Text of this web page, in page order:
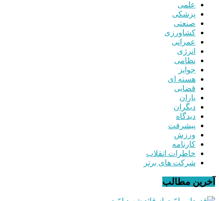
علمی
پزشکی
صنعتی
کشاورزی
عمرانی
انرژی
نظامی
جوایز
هسته ای
قضایی
یاران
دیگران
دیدگاه
پیشرفت
ورزش
کارنامه
خاطرات انقلاب
شرکت های برتر
آخرین مطالب